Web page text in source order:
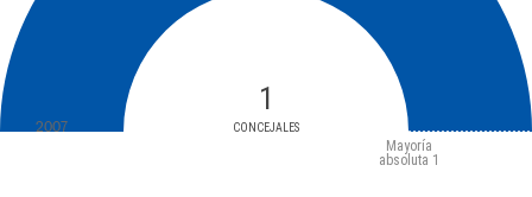
1
CONCEJALES
Mayoría
absoluta 1
2007